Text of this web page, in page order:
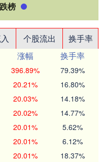
榜
个股流出
换手率
涨幅
换手率
396.89% 79.39%
20.21% 16.80%
20.03% 14.18%
20.02% 14.77%
20.01% 5.62%
20.01% 6.12%
20.01% 18.37%